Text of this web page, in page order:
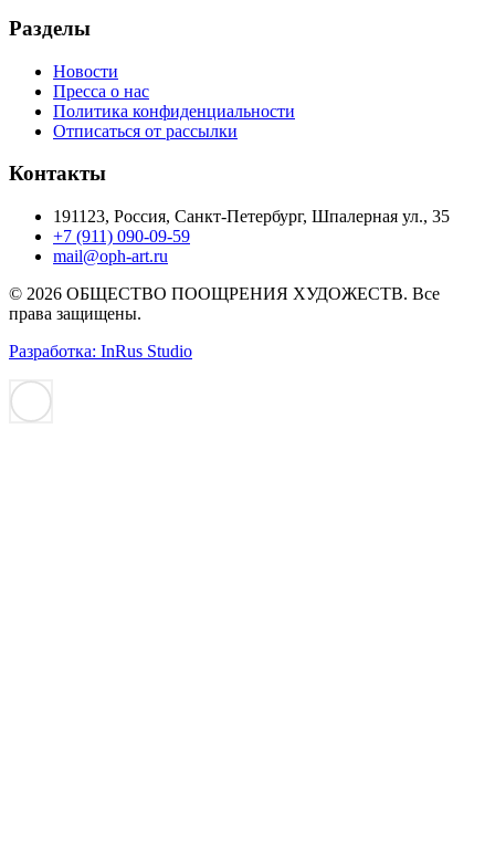
Разделы
Новости
Пресса о нас
Политика конфиденциальности
Отписаться от рассылки
Контакты
191123, Россия, Санкт-Петербург, Шпалерная ул., 35
+7 (911) 090-09-59
mail@oph-art.ru
© 2026 ОБЩЕСТВО ПООЩРЕНИЯ ХУДОЖЕСТВ. Все
права защищены.
Разработка: InRus Studio